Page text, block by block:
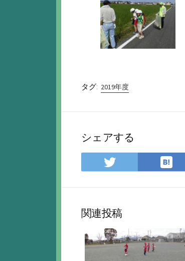
タグ: 2019年度
シェアする
Twitter
で
ア
は
て
マ
ー
関連投稿